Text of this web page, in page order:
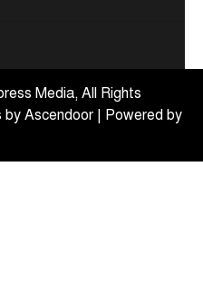
আজ (বৃহস্পতিবার) এ সংক্রান্ত…
Media, All Rights
by Ascendoor | Powered by